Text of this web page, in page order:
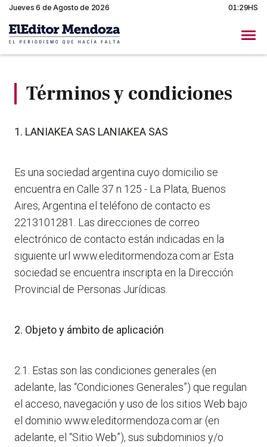
Jueves 6 de Agosto de 2026 01:29HS
Términos y condiciones
1. LANIAKEA SAS LANIAKEA SAS
Es una sociedad argentina cuyo domicilio se
encuentra en Calle 37 n 125 - La Plata, Buenos
Aires, Argentina el teléfono de contacto es
2213101281. Las direcciones de correo
electrónico de contacto están indicadas en la
siguiente url www.eleditormendoza.com.ar Esta
sociedad se encuentra inscripta en la Dirección
Provincial de Personas Jurídicas.
2. Objeto y ámbito de aplicación
2.1. Estas son las condiciones generales (en
adelante, las “Condiciones Generales”) que regulan
el acceso, navegación y uso de los sitios Web bajo
el dominio www.eleditormendoza.com.ar (en
adelante, el “Sitio Web”), sus subdominios y/o